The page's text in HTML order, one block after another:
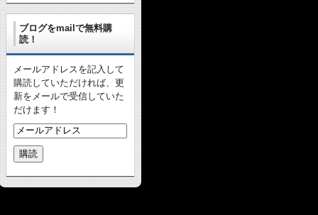
ブログをmailで無料購
読！
メールアドレスを記入して
購読していただければ、更
新をメールで受信していた
だけます！